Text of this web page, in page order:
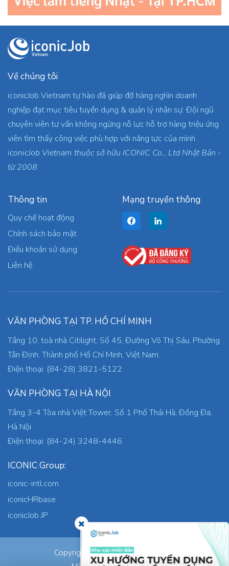
Về chúng tôi
iconicJob Vietnam tự hào đã giúp đỡ hàng nghìn doanh
nghiệp đạt mục tiêu tuyển dụng & quản lý nhân sự. Đội ngũ
chuyên viên tư vấn không ngừng nỗ lực hỗ trợ hàng triệu ứng
viên tìm thấy công việc phù hợp với năng lực của mình.
iconicJob Vietnam thuộc sở hữu ICONIC Co., Ltd Nhật Bản -
từ 2008
Thông tin
Quy chế hoạt động
Chính sách bảo mật
Điều khoản sử dụng
Liên hệ
Mạng truyền thông
VĂN PHÒNG TẠI TP. HỒ CHÍ MINH
Tầng 10, toà nhà Citilight, Số 45, Đường Võ Thị Sáu, Phường
Tân Định, Thành phố Hồ Chí Minh, Việt Nam.
Điện thoại: (84-28) 3821-5122
VĂN PHÒNG TẠI HÀ NỘI
Tầng 3-4 Tòa nhà Việt Tower, Số 1 Phố Thái Hà, Đống Đa,
Hà Nội
Điện thoại: (84-24) 3248-4446
ICONIC Group:
iconic-intl.com
iconicHRbase
iconicJob JP
Copyright © 2026ICONIC Co., Ltd.